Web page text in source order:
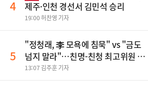
4
제주·인천 경선서 김민석 승리
19:00 허찬영 기자
5
"정청래, 李 모욕에 침묵" vs "금도
넘지 말라"…친명-친청 최고위원 후
보, 제주서 격돌
13:07 김주훈 기자